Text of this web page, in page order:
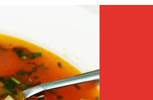
Post